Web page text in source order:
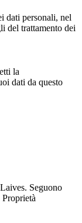
dati personali, nel
del trattamento dei
la
dati da questo
Seguono